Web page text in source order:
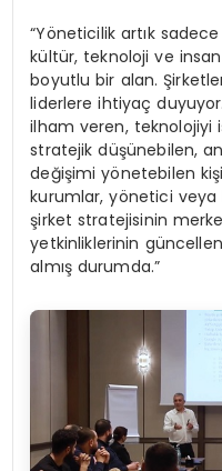
“Yöneticilik artık
kültür, teknoloji ve
boyutlu bir alan.
liderlere ihtiyaç
ilham veren, teknolojiyi
stratejik düşünebilen,
değişimi yönetebilen
kurumlar, yönetici veya
şirket stratejisinin
yetkinliklerinin
almış durumda.”